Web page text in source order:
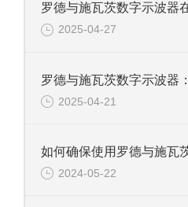
2025-04-27
2025-04-21
2024-05-22